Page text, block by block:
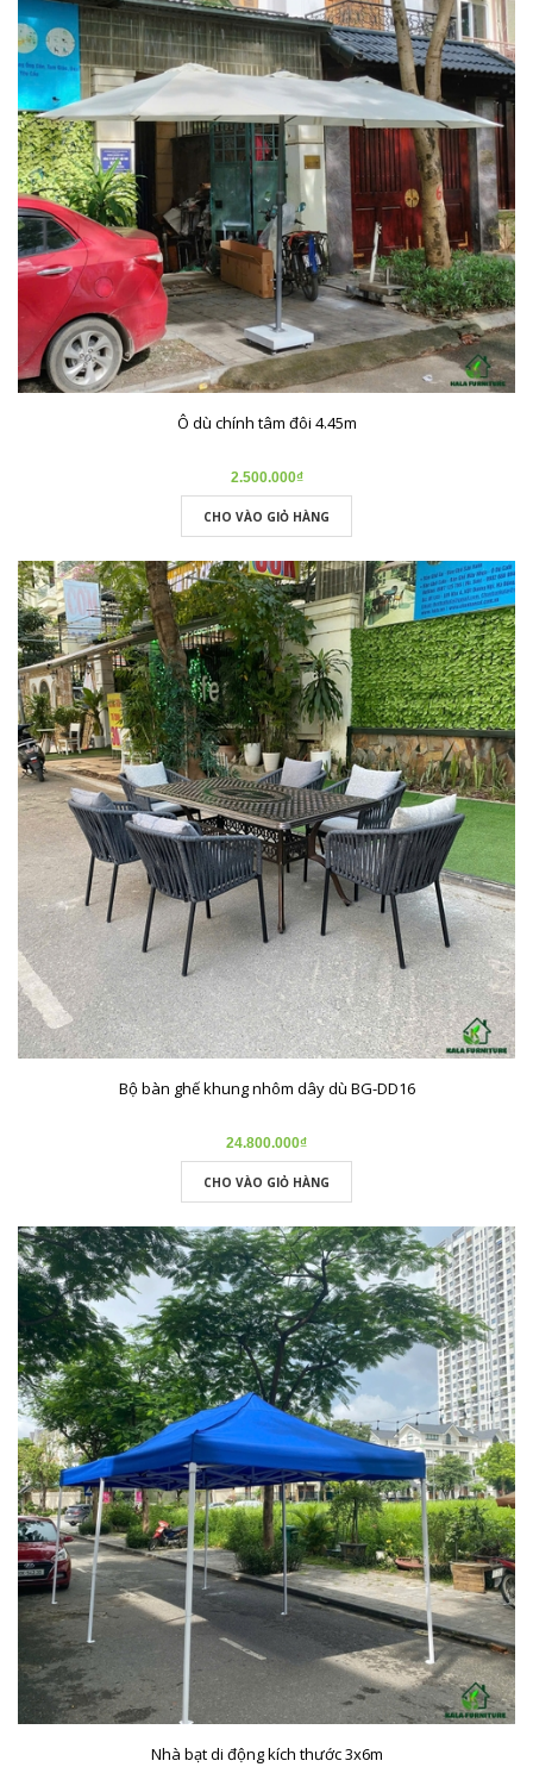
Ô dù chính tâm đôi 4.45m
2.500.000₫
CHO VÀO GIỎ HÀNG
Bộ bàn ghế khung nhôm dây dù BG-DD16
24.800.000₫
CHO VÀO GIỎ HÀNG
Nhà bạt di động kích thước 3x6m